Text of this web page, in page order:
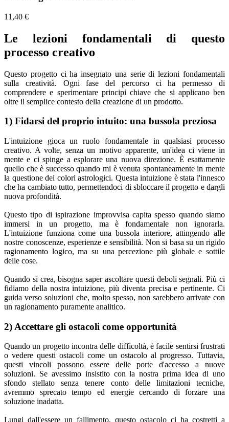
11,40 €
Le lezioni fondamentali di questo
processo creativo
Questo progetto ci ha insegnato una serie di lezioni fondamentali
sulla creatività. Ogni fase del percorso ci ha permesso di
comprendere e sperimentare principi chiave che si applicano ben
oltre il semplice contesto della creazione di un prodotto.
1) Fidarsi del proprio intuito: una bussola preziosa
L'intuizione gioca un ruolo fondamentale in qualsiasi processo
creativo. A volte, senza un motivo apparente, un'idea ci viene in
mente e ci spinge a esplorare una nuova direzione. È esattamente
quello che è successo quando mi è venuta spontaneamente in mente
la questione dei colori astrologici. Questa intuizione è stata l'innesco
che ha cambiato tutto, permettendoci di sbloccare il progetto e dargli
nuova profondità.
Questo tipo di ispirazione improvvisa capita spesso quando siamo
immersi in un progetto, ma è fondamentale non ignorarla.
L'intuizione funziona come una bussola interiore, attingendo alle
nostre conoscenze, esperienze e sensibilità. Non si basa su un rigido
ragionamento logico, ma su una percezione più globale e sottile
delle cose.
Quando si crea, bisogna saper ascoltare questi deboli segnali. Più ci
fidiamo della nostra intuizione, più diventa precisa e pertinente. Ci
guida verso soluzioni che, molto spesso, non sarebbero arrivate con
un ragionamento puramente analitico.
2) Accettare gli ostacoli come opportunità
Quando un progetto incontra delle difficoltà, è facile sentirsi frustrati
o vedere questi ostacoli come un ostacolo al progresso. Tuttavia,
questi vincoli possono essere delle porte d'accesso a nuove
soluzioni. Se avessimo insistito con la nostra prima idea di uno
sfondo stellato senza tenere conto delle limitazioni tecniche,
avremmo sprecato tempo ed energie cercando di forzare una
soluzione inadatta.
Lungi dall'essere un fallimento, questo ostacolo ci ha costretti a